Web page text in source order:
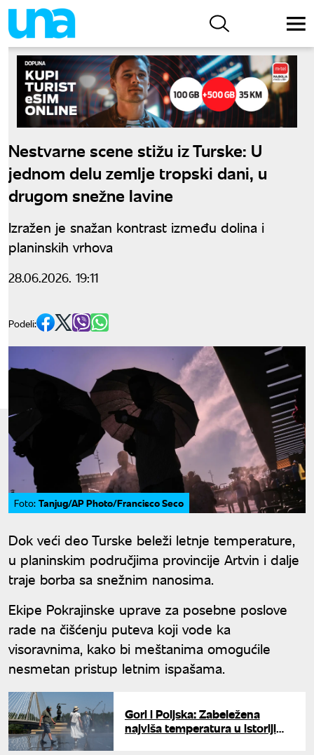
Nestvarne scene stižu iz Turske: U
jednom delu zemlje tropski dani, u
drugom snežne lavine
Izražen je snažan kontrast između dolina i
planinskih vrhova
28.06.2026. 19:11
Podeli:
Foto: Tanjug/AP Photo/Francisco Seco
Dok veći deo Turske beleži letnje temperature,
u planinskim područjima provincije Artvin i dalje
traje borba sa snežnim nanosima.
Ekipe Pokrajinske uprave za posebne poslove
rade na čišćenju puteva koji vode ka
visoravnima, kako bi meštanima omogućile
nesmetan pristup letnim ispašama.
Gori i Poljska: Zabeležena
najviša temperatura u istoriji